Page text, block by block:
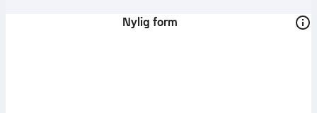
Nylig form